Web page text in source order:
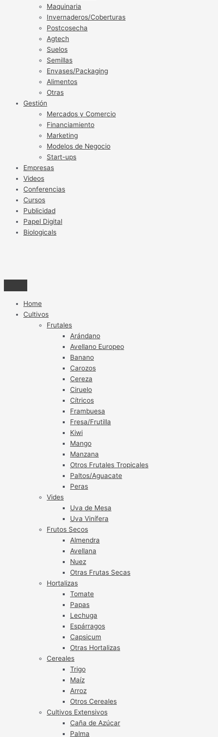
Maquinaria
Invernaderos/Coberturas
Postcosecha
Agtech
Suelos
Semillas
Envases/Packaging
Alimentos
Otras
Gestión
Mercados y Comercio
Financiamiento
Marketing
Modelos de Negocio
Start-ups
Empresas
Videos
Conferencias
Cursos
Publicidad
Papel Digital
Biologicals
Home
Cultivos
Frutales
Arándano
Avellano Europeo
Banano
Carozos
Cereza
Ciruelo
Cítricos
Frambuesa
Fresa/Frutilla
Kiwi
Mango
Manzana
Otros Frutales Tropicales
Paltos/Aguacate
Peras
Vides
Uva de Mesa
Uva Vinífera
Frutos Secos
Almendra
Avellana
Nuez
Otras Frutas Secas
Hortalizas
Tomate
Papas
Lechuga
Espárragos
Capsicum
Otras Hortalizas
Cereales
Trigo
Maíz
Arroz
Otros Cereales
Cultivos Extensivos
Caña de Azúcar
Palma